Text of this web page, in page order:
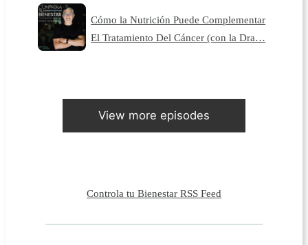
Cómo la Nutrición Puede Complementar
El Tratamiento Del Cáncer (con la Dra…
View more episodes
Controla tu Bienestar RSS Feed